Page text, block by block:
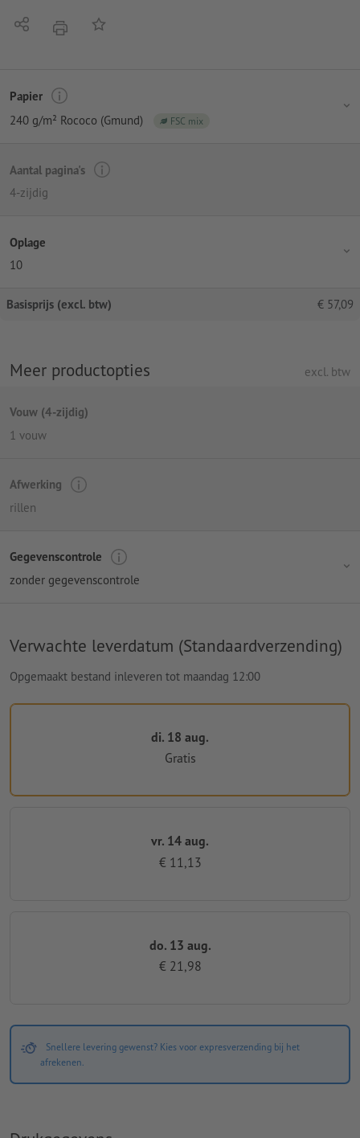
Delen afdrukkenOp de lijst
Papier
240 g/m² Rococo (Gmund)
FSC mix
Aantal pagina's
4-zijdig
Oplage
10
Basisprijs (excl. btw) € 57,09
Meer productopties excl. btw
Vouw (4-zijdig)
1 vouw
Afwerking
rillen
Gegevenscontrole
zonder gegevenscontrole
Verwachte leverdatum (Standaardverzending)
Opgemaakt bestand inleveren tot maandag 12:00
di. 18 aug.
Gratis
vr. 14 aug.
€ 11,13
do. 13 aug.
€ 21,98
Snellere levering gewenst? Kies voor expresverzending bij het
afrekenen.